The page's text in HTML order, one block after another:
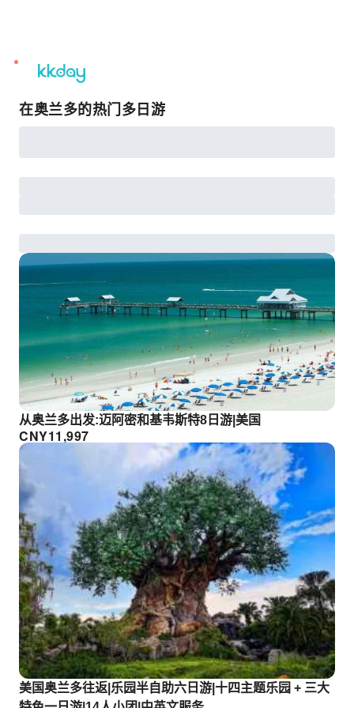
unread
notifications
在奥兰多的热门多日游
从奥兰多出发:迈阿密和基韦斯特8日游|美国
CNY11,997
美国奥兰多往返|乐园半自助六日游|十四主题乐园 + 三大